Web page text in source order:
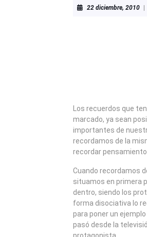
22 diciembre, 201022
Los recuerdos que
marcado, ya sean
importantes de
recordamos de la
recordar
Cuando recordamos
situamos en primera
dentro, siendo los
forma disociativa lo
para poner un
pasó desde la